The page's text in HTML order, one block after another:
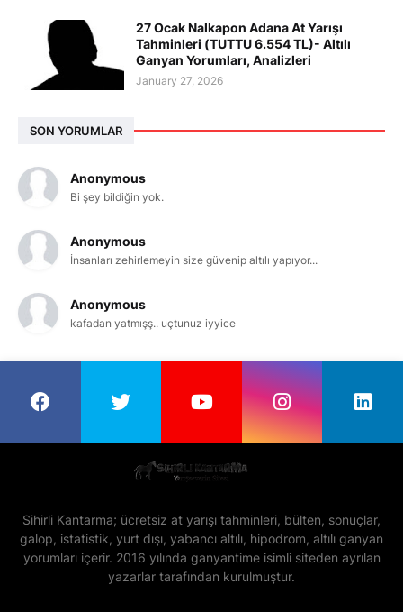
27 Ocak Nalkapon Adana At Yarışı
Tahminleri (TUTTU 6.554 TL)- Altılı
Ganyan Yorumları, Analizleri
January 27, 2026
SON YORUMLAR
Anonymous
Bi şey bildiğin yok.
Anonymous
İnsanları zehirlemeyin size güvenip altılı yapıyor...
Anonymous
kafadan yatmışş.. uçtunuz iyyice
Sihirli Kantarma; ücretsiz at yarışı tahminleri, bülten, sonuçlar,
galop, istatistik, yurt dışı, yabancı altılı, hipodrom, altılı ganyan
yorumları içerir. 2016 yılında ganyantime isimli siteden ayrılan
yazarlar tarafından kurulmuştur.